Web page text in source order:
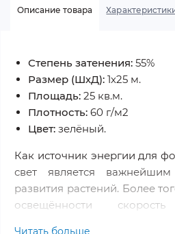
Описание товара
Степень затенения: 55%
Размер (ШхД): 1х25 м.
Площадь: 25 кв.м.
Плотность: 60 г/м2
Цвет: зелёный.
Как источник энергии для
свет является
развития растений. Более
освещённости
Читать больше